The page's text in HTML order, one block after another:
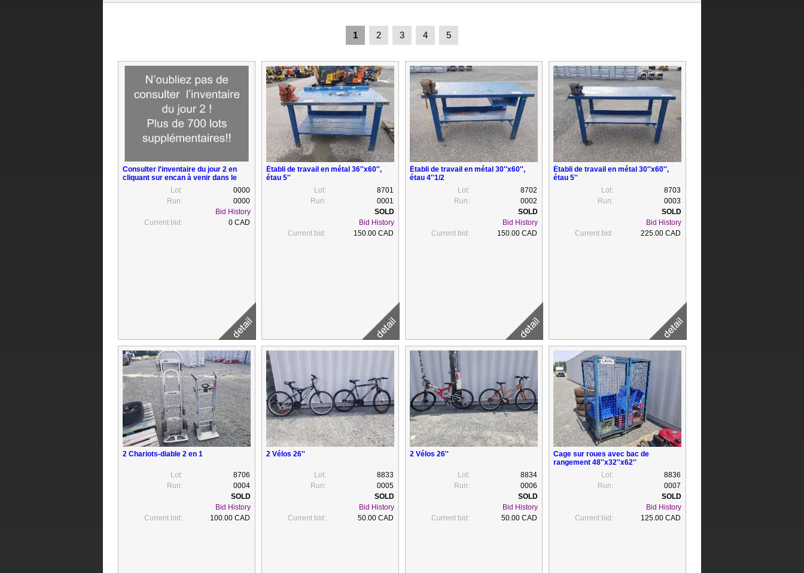
1 2 3 4 5
Consulter l'inventaire du jour 2 en
cliquant sur encan à venir dans le
haut à gauche. Plus de 700 lots
supplémentaires!!
Lot:
0000
Run:
0000
Bid History
Current bid:
0 CAD
Établi de travail en métal 36''x60'',
étau 5''
Lot:
8701
Run:
0001
Bid History
Current bid:
150.00 CAD
Établi de travail en métal 30''x60'',
étau 4''1/2
Lot:
8702
Run:
0002
Bid History
Current bid:
150.00 CAD
Établi de travail en métal 30''x60'',
étau 5''
Lot:
8703
Run:
0003
Bid History
Current bid:
225.00 CAD
2 Chariots-diable 2 en 1
Lot:
8706
Run:
0004
Bid History
Current bid:
100.00 CAD
2 Vélos 26''
Lot:
8833
Run:
0005
Bid History
Current bid:
50.00 CAD
2 Vélos 26''
Lot:
8834
Run:
0006
Bid History
Current bid:
50.00 CAD
Cage sur roues avec bac de
rangement 48''x32''x62''
Lot:
8836
Run:
0007
Bid History
Current bid:
125.00 CAD